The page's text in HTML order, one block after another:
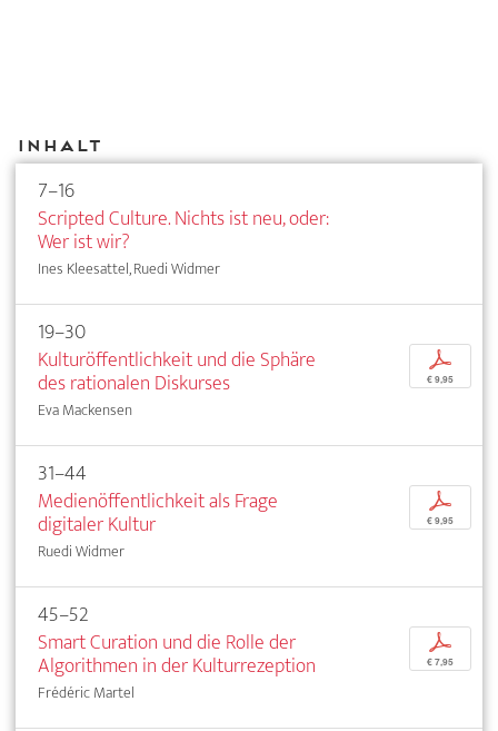
Inhalt
7–16
Scripted Culture. Nichts ist neu, oder:
Wer ist wir?
Ines Kleesattel, Ruedi Widmer
19–30
Kulturöffentlichkeit und die Sphäre
des rationalen Diskurses
Eva Mackensen
p
€ 9,95
31–44
Medienöffentlichkeit als Frage
digitaler Kultur
Ruedi Widmer
p
€ 9,95
45–52
Smart Curation und die Rolle der
Algorithmen in der Kulturrezeption
Frédéric Martel
p
€ 7,95